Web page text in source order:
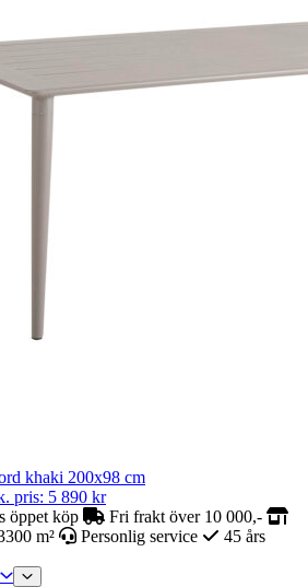
khaki 200x98 cm
pris: 5 890 kr
öppet köp
Fri frakt över 10 000,-
m²
Personlig service
45 års